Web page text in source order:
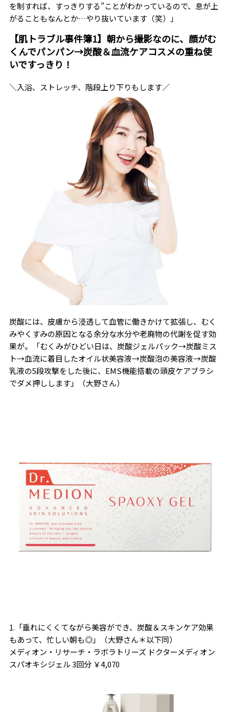
を制すれば、すっきりする”ことがわかっているので、息が上
がることもなんとか…やり抜いています（笑）」
【肌トラブル事件簿1】朝から撮影なのに、顔がむ
くんでパンパン→炭酸＆血流ケアコスメの重ね使
いですっきり！
＼入浴、ストレッチ、階段上り下りもします／
炭酸には、皮膚から浸透して血管に働きかけて拡張し、むく
みやくすみの原因となる余分な水分や老廃物の代謝を促す効
果が。「むくみがひどい日は、炭酸ジェルパック→炭酸ミス
ト→血流に着目したオイル状美容液→炭酸泡の美容液→炭酸
乳液の5段攻撃をした後に、EMS機能搭載の頭皮ケアブラシ
でダメ押しします」（大野さん）
1.「垂れにくくてながら美容ができ、炭酸＆スキンケア効果
もあって、忙しい朝も◎」（大野さん＊以下同）
メディオン・リサーチ・ラボラトリーズ ドクターメディオン
スパオキシジェル 3回分 ￥4,070